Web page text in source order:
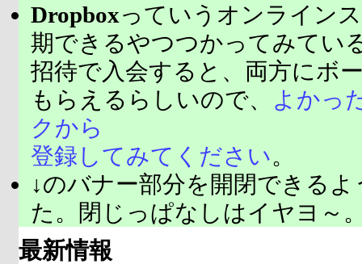
Dropboxっていうオンライン
期できるやつつかってみてい
招待で入会すると、両方にボ
もらえるらしいので、
よかっ
クから
登録してみてください。
↓のバナー部分を開閉できる
た。閉じっぱなしはイヤヨ～
最新情報